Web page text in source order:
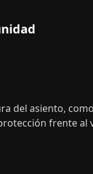
del asiento,
frente al